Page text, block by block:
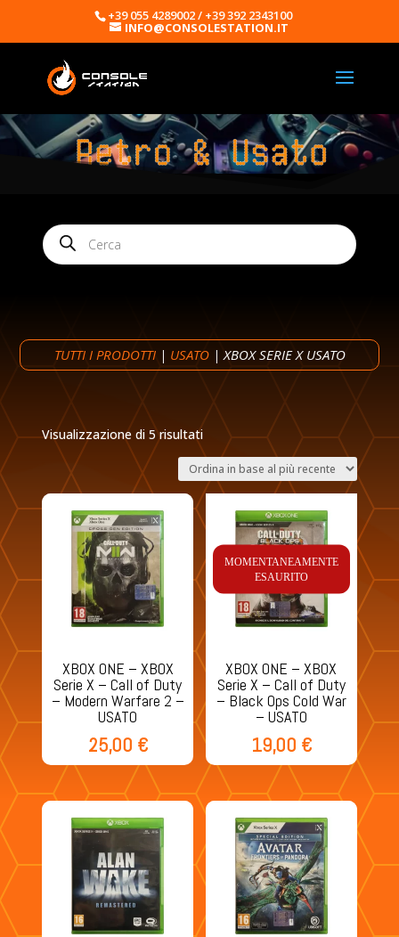
+39 055 4289002 / +39 392 2343100
INFO@CONSOLESTATION.IT
Products
search
TUTTI I PRODOTTI| USATO| XBOX SERIE X USATO
Visualizzazione di 5 risultatiOrdina
in
base
al
recente
XBOX ONE – XBOX
Serie X – Call of Duty
– Modern Warfare 2 –
USATO
25,00 €
MOMENTANEAMENTE
ESAURITO
XBOX ONE – XBOX
Serie X – Call of Duty
– Black Ops Cold War
– USATO
19,00 €